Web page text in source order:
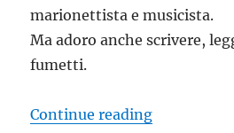
marionettista e musicista.
Ma adoro anche scrivere,
fumetti.
Continue reading“Questo